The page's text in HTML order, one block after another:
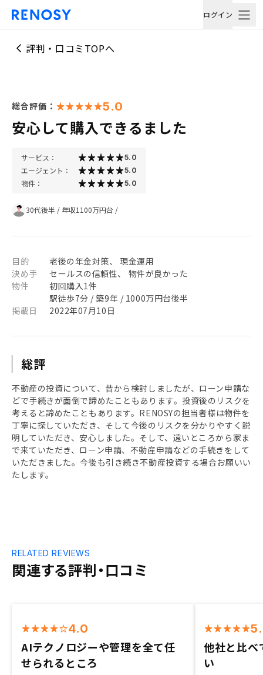
ログイン
評判・口コミTOPへ
総合評価： 5.0
安心して購入できるました
サービス： 5.0
エージェント： 5.0
物件： 5.0
30代後半 / 年収1100万円台 /
目的
老後の年金対策、 現金運用
決め手
セールスの信頼性、 物件が良かった
物件
初回購入1件
駅徒歩7分 / 築9年 / 1000万円台後半
掲載日
2022年07月10日
総評
不動産の投資について、昔から検討しましたが、ローン申請な
どで手続きが面倒で諦めたこともあります。投資後のリスクを
考えると諦めたこともあります。RENOSYの担当者様は物件を
丁寧に探していただき、そして今後のリスクを分かりやすく説
明していただき、安心しました。そして、遠いところから家ま
で来ていただき、ローン申請、不動産申請などの手続きをして
いただきました。今後も引き続き不動産投資する場合お願いい
たします。
関連する評判・口コミ
RELATED REVIEWS
4.0
AIテクノロジーや管理を全て任
せられるところ
他社と比べ
い